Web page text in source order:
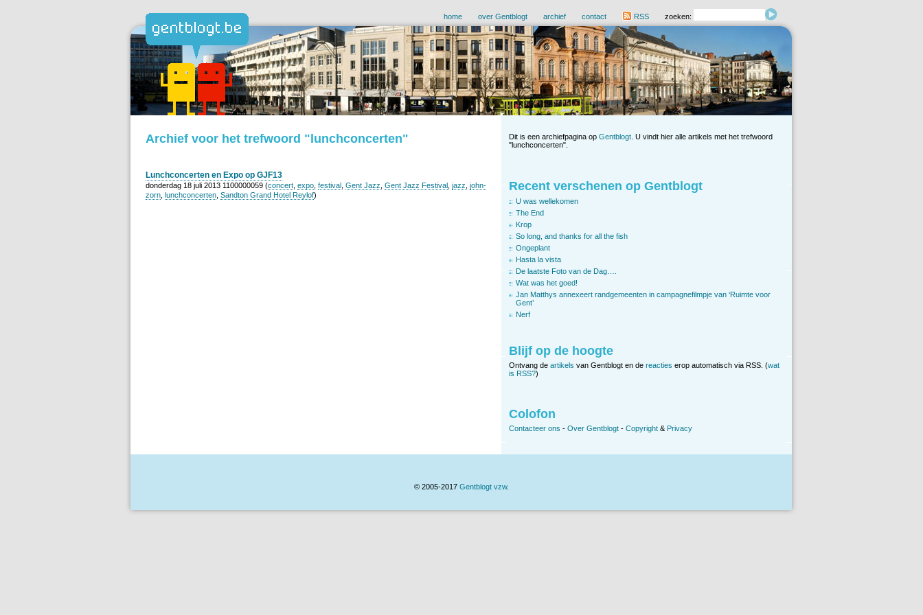
home over Gentblogt archief contact RSS zoeken:
Archief voor het trefwoord "lunchconcerten"
Lunchconcerten en Expo op GJF13
donderdag 18 juli 2013 1100000059 (concert expo festival Gent Jazz Gent Jazz Festival jazz john-
zorn lunchconcerten Sandton Grand Hotel Reylof)
Dit is een archiefpagina op Gentblogt . U vindt hier alle artikels met het trefwoord
"lunchconcerten".
Recent verschenen op Gentblogt
U was wellekomen
The End
Krop
So long, and thanks for all the fish
Ongeplant
Hasta la vista
De laatste Foto van de Dag….
Wat was het goed!
Jan Matthys annexeert randgemeenten in campagnefilmpje van ‘Ruimte voor
Gent’
Nerf
Blijf op de hoogte
Ontvang de artikels van Gentblogt en de reacties erop automatisch via RSS. (wat
is RSS?)
Colofon
Contacteer ons - Over Gentblogt - Copyright & Privacy
© 2005-2017 Gentblogt vzw.